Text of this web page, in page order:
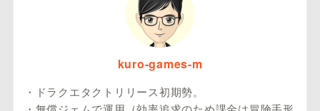
kuro-games-m
・ドラクエタクトリリース初期勢。